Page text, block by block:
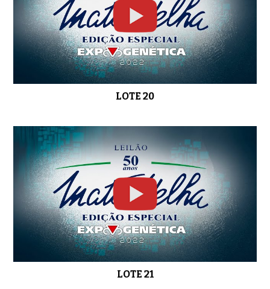
LOTE 20
LOTE 21